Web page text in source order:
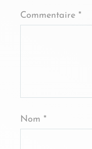
Commentaire *
Nom *